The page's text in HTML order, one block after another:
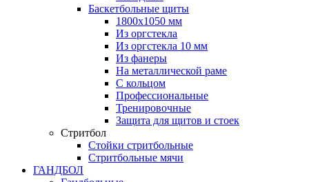
Баскетбольные щиты
1800х1050 мм
Из оргстекла
Из оргстекла 10 мм
Из фанеры
На металлической раме
С кольцом
Профессиональные
Тренировочные
Защита для щитов и стоек
Стритбол
Стойки стритбольные
Стритбольные мячи
ГАНДБОЛ